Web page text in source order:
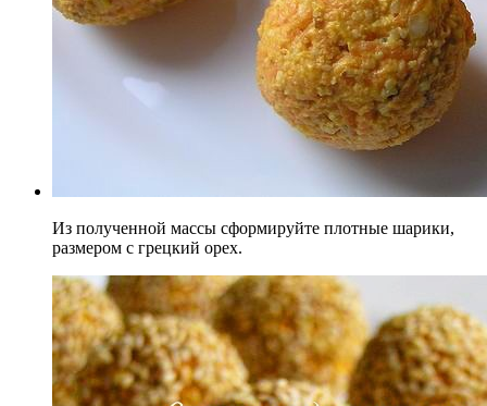
Из полученной массы сформируйте плотные шарики,
размером с грецкий орех.